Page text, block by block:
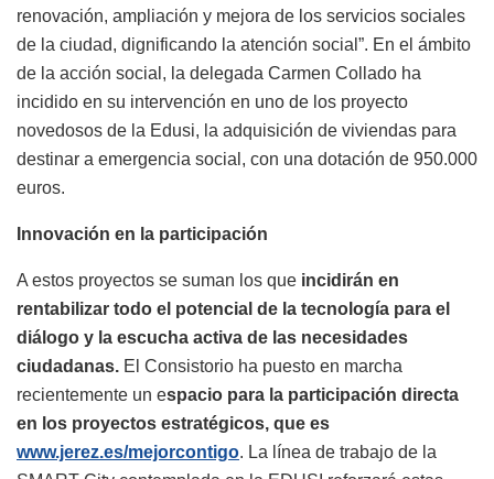
renovación, ampliación y mejora de los servicios sociales
de la ciudad, dignificando la atención social”. En el ámbito
de la acción social, la delegada Carmen Collado ha
incidido en su intervención en uno de los proyecto
novedosos de la Edusi, la adquisición de viviendas para
destinar a emergencia social, con una dotación de 950.000
euros.
Innovación en la participación
A estos proyectos se suman los que incidirán en
rentabilizar todo el potencial de la tecnología para el
diálogo y la escucha activa de las necesidades
ciudadanas. El Consistorio ha puesto en marcha
recientemente un espacio para la participación directa
en los proyectos estratégicos, que es
www.jerez.es/mejorcontigo. La línea de trabajo de la